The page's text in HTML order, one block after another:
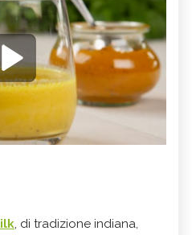
, di tradizione indiana,